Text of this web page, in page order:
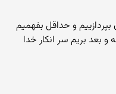
و حداقل بفهمیم
بعد بریم سر انکار خدا